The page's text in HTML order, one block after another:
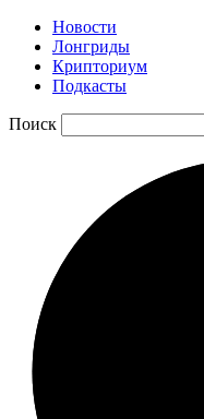
Новости
Лонгриды
Крипториум
Подкасты
Поиск